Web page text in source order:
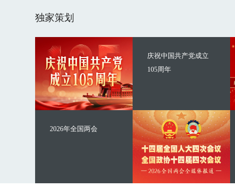
独家策划
庆祝中国共产党成立
105周年
2026年全国两会